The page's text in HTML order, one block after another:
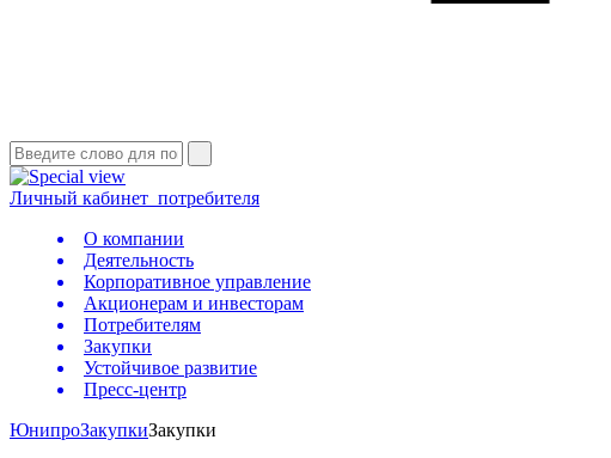
Личный кабинет потребителя
О компании
Деятельность
Корпоративное управление
Акционерам и инвесторам
Потребителям
Закупки
Устойчивое развитие
Пресс-центр
ЮнипроЗакупкиЗакупки